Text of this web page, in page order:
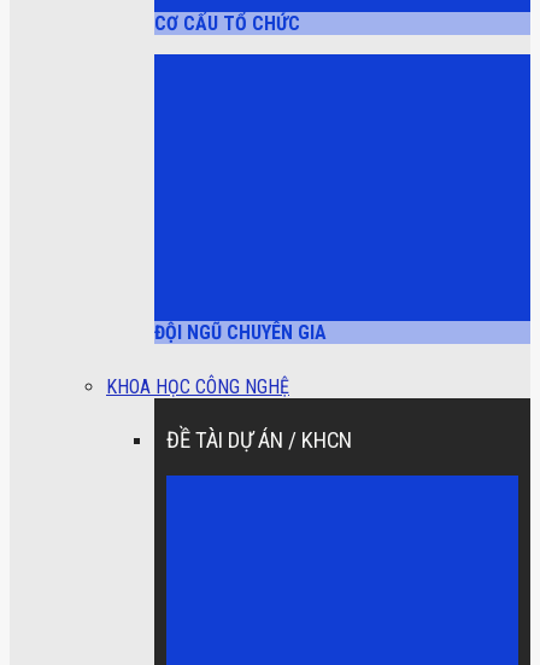
CƠ CẤU TỔ CHỨC
ĐỘI NGŨ CHUYÊN GIA
KHOA HỌC CÔNG NGHỆ
ĐỀ TÀI DỰ ÁN / KHCN